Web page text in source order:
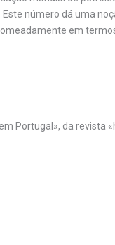
número dá uma
em
Portugal», da revista